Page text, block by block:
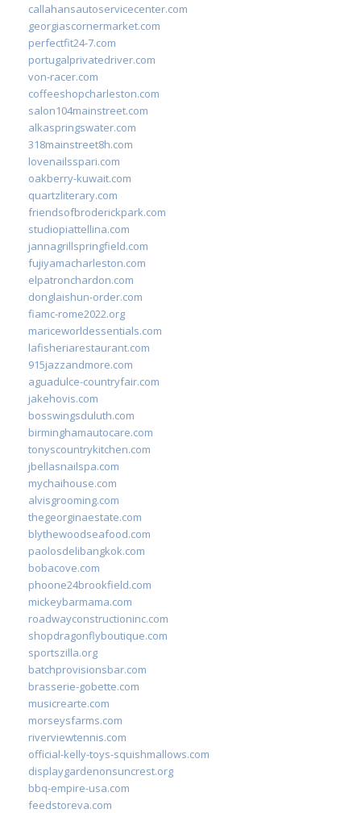
callahansautoservicecenter.com
georgiascornermarket.com
perfectfit24-7.com
portugalprivatedriver.com
von-racer.com
coffeeshopcharleston.com
salon104mainstreet.com
alkaspringswater.com
318mainstreet8h.com
lovenailsspari.com
oakberry-kuwait.com
quartzliterary.com
friendsofbroderickpark.com
studiopiattellina.com
jannagrillspringfield.com
fujiyamacharleston.com
elpatronchardon.com
donglaishun-order.com
fiamc-rome2022.org
mariceworldessentials.com
lafisheriarestaurant.com
915jazzandmore.com
aguadulce-countryfair.com
jakehovis.com
bosswingsduluth.com
birminghamautocare.com
tonyscountrykitchen.com
jbellasnailspa.com
mychaihouse.com
alvisgrooming.com
thegeorginaestate.com
blythewoodseafood.com
paolosdelibangkok.com
bobacove.com
phoone24brookfield.com
mickeybarmama.com
roadwayconstructioninc.com
shopdragonflyboutique.com
sportszilla.org
batchprovisionsbar.com
brasserie-gobette.com
musicrearte.com
morseysfarms.com
riverviewtennis.com
official-kelly-toys-squishmallows.com
displaygardenonsuncrest.org
bbq-empire-usa.com
feedstoreva.com